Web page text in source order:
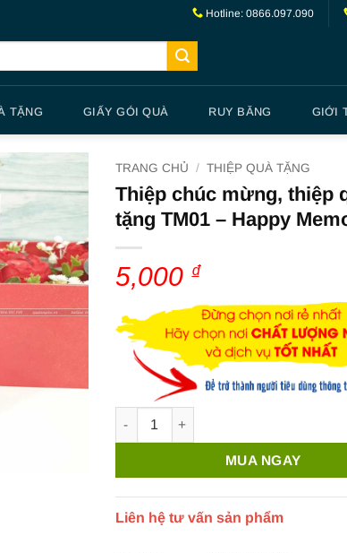
Hotline: 0866.097.090
TẶNG GIẤY GÓI QUÀ RUY BĂNG GIỚI
TRANG CHỦ / THIỆP QUÀ TẶNG
Thiệp chúc mừng, thiệp
tặng TM01 – Happy
5,000 ₫
Thiệp chúc mừng, thiệp quà tặng
MUA NGAY
Liên hệ tư vấn sản phẩm